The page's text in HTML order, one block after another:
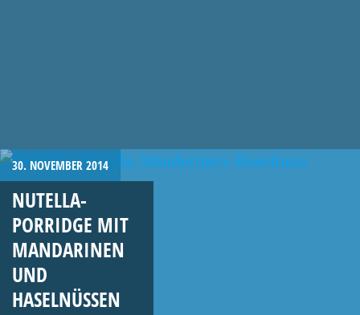
30. NOVEMBER 2014
NUTELLA-
PORRIDGE MIT
MANDARINEN
UND
HASELNÜSSEN